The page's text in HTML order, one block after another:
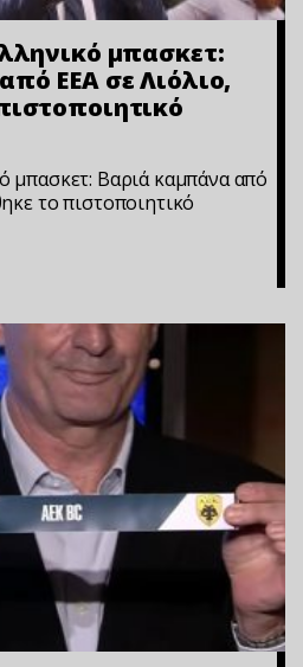
μπασκετ:
ΕΕΑ σε Λιόλιο,
μπασκετ: Βαριά καμπάνα από
το πιστοποιητικό